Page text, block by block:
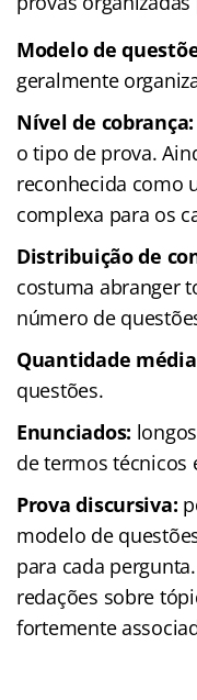
Modelo de
geralmente
Nível de cobrança:
o tipo de prova.
reconhecida como
complexa para os
Distribuição de
costuma abranger
número de
Quantidade
questões.
Enunciados:
de termos técnicos
Prova discursiva:
modelo de
para cada
redações sobre
fortemente